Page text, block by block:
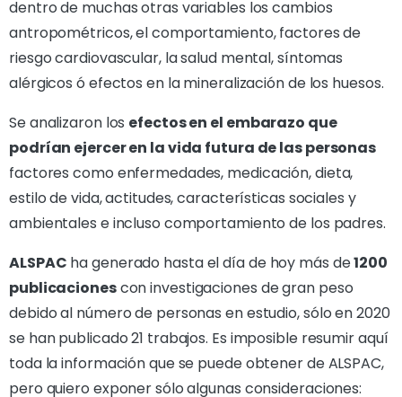
dentro de muchas otras variables los cambios
antropométricos, el comportamiento, factores de
riesgo cardiovascular, la salud mental, síntomas
alérgicos ó efectos en la mineralización de los huesos.
Se analizaron los efectos en el embarazo que
podrían ejercer en la vida futura de las personas
factores como enfermedades, medicación, dieta,
estilo de vida, actitudes, características sociales y
ambientales e incluso comportamiento de los padres.
ALSPAC ha generado hasta el día de hoy más de1200
publicacionescon investigaciones de gran peso
debido al número de personas en estudio, sólo en 2020
se han publicado 21 trabajos. Es imposible resumir aquí
toda la información que se puede obtener de ALSPAC,
pero quiero exponer sólo algunas consideraciones: